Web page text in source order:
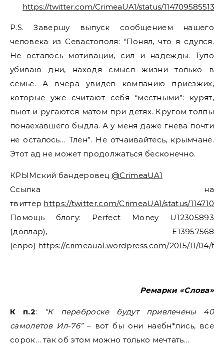
https://twitter.com/CrimeaUA1/status/
P.S. Завершу выпуск сообщением нашего
человека из Севастополя: “Понял, что я сдулся.
Не осталось мотивации, сил и надежды. Тупо
убиваю дни, находя смысл жизни только в
семье. А вчера увидел компанию приезжих,
которые уже считают себя “местными”: курят,
пьют и ругаются матом при детях. Кругом толпы
понаехавшего быдла. А у меня даже гнева почти
не осталось… Тлен”. Не отчаивайтесь, крымчане.
Этот ад не может продолжаться бесконечно.
КРЫМский бандеровец @CrimeaUA1
Ссылка на
твиттер https://twitter.com/CrimeaUA1/status/
Помощь блогу: Perfect Money U12305893
(доллар), E13957568
(евро) https://crimeaua1.wordpress.com/2015/11/04/
Ремарки «Слова»
К п.2:
“К переброске будут привлечены 40
самолетов Ил-76”– вот бы они наебн*лись, все
сорок… так об этом можно только мечтать…